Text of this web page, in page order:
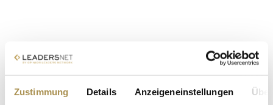
Zustimmung Details Anzeigeneinstellungen